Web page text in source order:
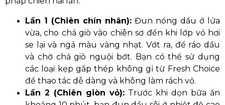
Lần 1 (Chiên chín nhân):Đun nóng dầu ở lửa
vừa, cho chả giò vào chiên sơ đến khi lớp vỏ hơi
se lại và ngả màu vàng nhạt. Vớt ra, để ráo dầu
và chờ chả giò nguội bớt. Bạn có thể sử dụng
các loại kẹp gắp thép không gỉ từ Fresh Choice
để thao tác dễ dàng và không làm rách vỏ.
Lần 2 (Chiên giòn vỏ): Trước khi dọn bữa ăn